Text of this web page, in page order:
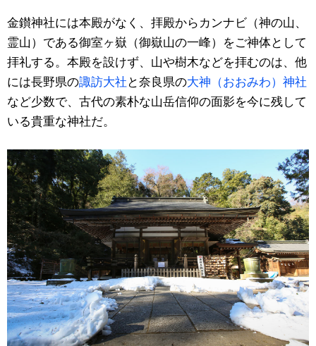
金鑚神社には本殿がなく、拝殿からカンナビ（神の山、
霊山）である御室ヶ嶽（御嶽山の一峰）をご神体として
拝礼する。本殿を設けず、山や樹木などを拝むのは、他
には長野県の諏訪大社と奈良県の大神（おおみわ）神社
など少数で、古代の素朴な山岳信仰の面影を今に残して
いる貴重な神社だ。